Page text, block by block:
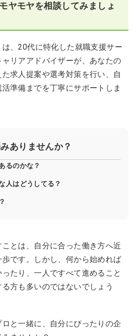
ヤモヤを相談してみましょ
は、20代に特化した就職支援サー
リアアドバイザーが、あなたの
求人提案や選考対策を行い、自
準備までを丁寧にサポートしま
ありませんか？
るのかな？
人はどうしてる？
とは、自分に合った働き方へ近
です。しかし、何から始めれば
たり、一人ですべて進めること
方も多いのではないでしょう
と一緒に、自分にぴったりの企